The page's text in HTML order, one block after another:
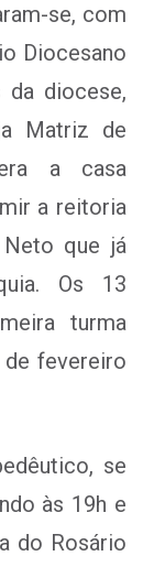
se, com
Diocesano
da diocese,
Matriz de
a casa
a reitoria
que já
Os 13
turma
de fevereiro
se
às 19h e
do Rosário